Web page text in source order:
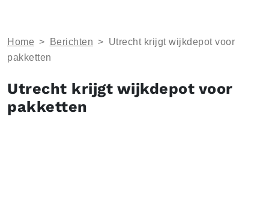
Home > Berichten > Utrecht krijgt wijkdepot voor
pakketten
Utrecht krijgt wijkdepot voor
pakketten